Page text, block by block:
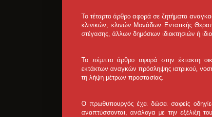
Το τέταρτο άρθρο αφορά σε ζητήματα
κλινικών, κλινών Μονάδων Εντατικής
στέγασης, άλλων δημόσιων ιδιοκτησιών ή
Το πέμπτο άρθρο αφορά στην έκτακτη
εκτάκτων αναγκών πρόσληψης ιατρικού,
τη λήψη μέτρων προστασίας.
Ο πρωθυπουργός έχει δώσει σαφείς
αναπτύσσονται, ανάλογα με την εξέλιξη